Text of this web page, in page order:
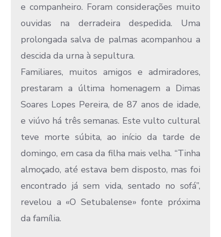
e companheiro. Foram considerações muito
ouvidas na derradeira despedida. Uma
prolongada salva de palmas acompanhou a
descida da urna à sepultura.
Familiares, muitos amigos e admiradores,
prestaram a última homenagem a Dimas
Soares Lopes Pereira, de 87 anos de idade,
e viúvo há três semanas. Este vulto cultural
teve morte súbita, ao início da tarde de
domingo, em casa da filha mais velha. “Tinha
almoçado, até estava bem disposto, mas foi
encontrado já sem vida, sentado no sofá”,
revelou a «O Setubalense» fonte próxima
da família.